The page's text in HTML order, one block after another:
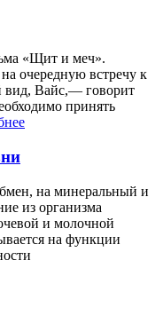
«Щит и меч».
очередную встречу к
вид, Вайс,— говорит
принять
на минеральный и
из организма
и молочной
на функции